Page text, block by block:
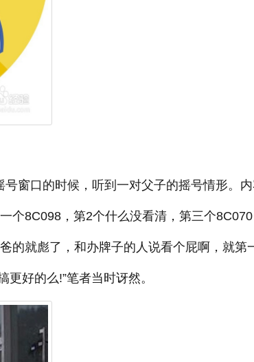
窗口的时候，听到一对父子的摇号情形。
个8C098，第2个什么没看清，第三个
的就彪了，和办牌子的人说看个屁啊，就第
好的么!”笔者当时讶然。